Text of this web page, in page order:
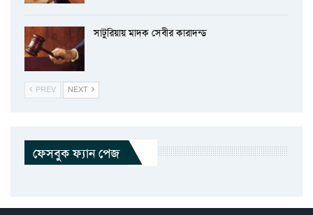
সাটুরিয়ায় মাদক সেবীর কারাদন্ড
PREV NEXT
ফেসবুক ফ্যান পেজ